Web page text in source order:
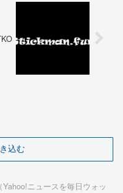
込む
ニュースを毎日ウォッ